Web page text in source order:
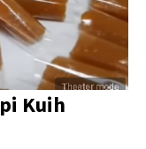
Kuih